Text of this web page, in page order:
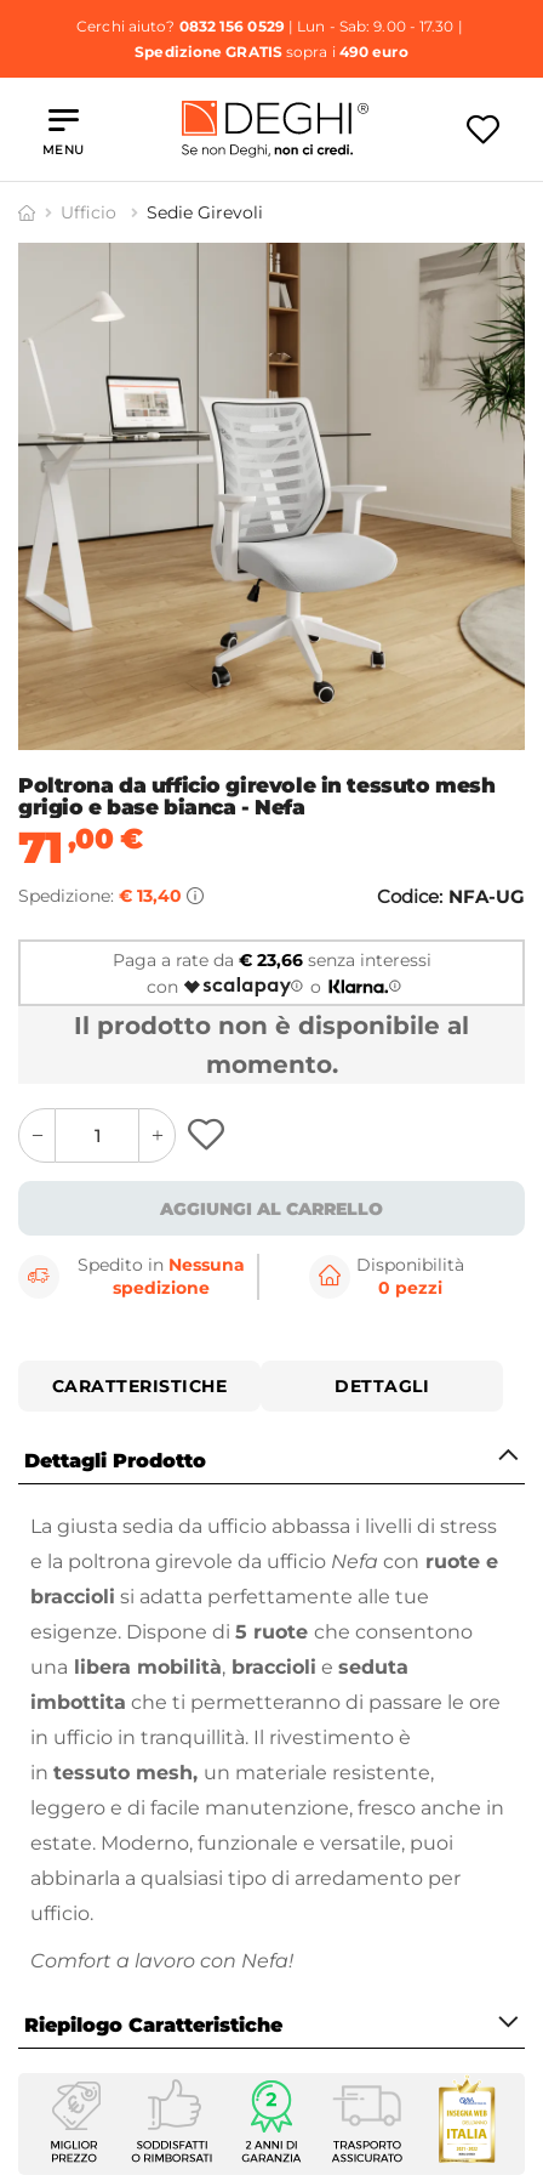
Cerchi aiuto? 0832 156 0529| Lun - Sab: 9.00 - 17.30 |
Spedizione GRATISsopra i 490 euro
MENU
Ufficio Sedie Girevoli
Poltrona da ufficio girevole in tessuto mesh
grigio e base bianca - Nefa
71,00€
Spedizione: € 13,40 Codice: NFA-UG
Paga a rate da € 23,66senza interessi
con
o
Il prodotto non è disponibile al
momento.
quantity
button
quantity
minus
button
AGGIUNGI AL CARRELLO
Spedito in Nessuna
spedizione
Disponibilità
0 pezzi
CARATTERISTICHE DETTAGLI
Dettagli Prodotto
La giusta sedia da ufficio abbassa i livelli di stress
e la poltrona girevole da ufficio Nefa con ruote e
braccioli si adatta perfettamente alle tue
esigenze. Dispone di 5 ruote che consentono
una libera mobilità, braccioli e seduta
imbottita che ti permetteranno di passare le ore
in ufficio in tranquillità. Il rivestimento è
in tessuto mesh, un materiale resistente,
leggero e di facile manutenzione, fresco anche in
estate. Moderno, funzionale e versatile, puoi
abbinarla a qualsiasi tipo di arredamento per
ufficio.
Comfort a lavoro con Nefa!
del tuo studio con i nostri complementi di arredo
esclusivi: gli unici in grado di soddisfare ogni
esigenza.
Riepilogo Caratteristiche
Caratteristiche
Tipologia
Sedia girevole